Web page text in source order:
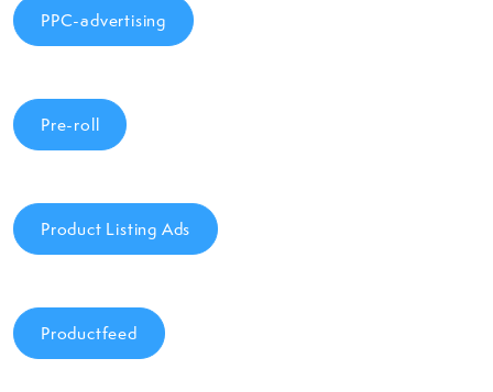
PPC-advertising
Pre-roll
Product Listing Ads
Productfeed